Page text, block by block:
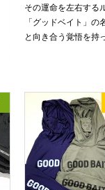
その運命を左右する
「グッドベイト」
と向き合う覚悟を持